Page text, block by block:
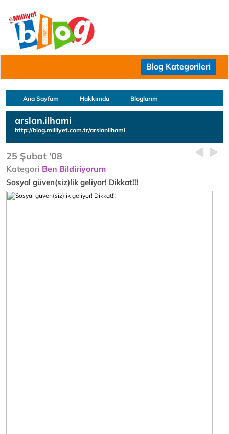
Blog Kategorileri
Ana Sayfam Hakkımda Bloglarım
arslan.ilhami
http://blog.milliyet.com.tr/arslanilhami
25 Şubat '08
Kategori Ben Bildiriyorum
Sosyal güven(siz)lik geliyor! Dikkat!!!